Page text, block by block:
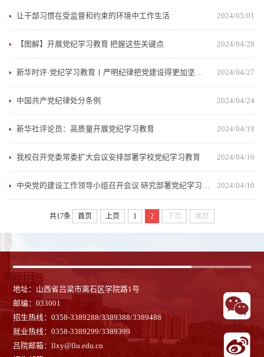
让干部习惯在受监督和约束的环境中工作生活 2024/05/01
【图解】开展党纪学习教育 把握这些关键点 2024/04/28
新华时评·党纪学习教育丨严明纪律把党建设得更加坚强有力 2024/04/27
中国共产党纪律处分条例 2024/04/24
新华社评论员：高质量开展党纪学习教育 2024/04/19
我校召开党委常委扩大会议安排部署学校党纪学习教育 2024/04/16
中央党的建设工作领导小组召开会议 研究部署党纪学习教育工作 蔡奇主持并讲话 李希出席并讲话 2024/04/10
共17条 首页 上页 1 2 下页 尾页
地址：山西省吕梁市离石区学院路1号
邮编：033001
招生热线：0358-3389288/3389388/3389488
就业热线：0358-3389299/3389399
吕院邮箱：llxy@llu.edu.cn